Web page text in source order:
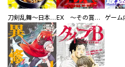
刀剣乱舞～日本号つれづれ酒～ EX ～その賞金稼ぎは、世界の出口を探す～【単行本版】